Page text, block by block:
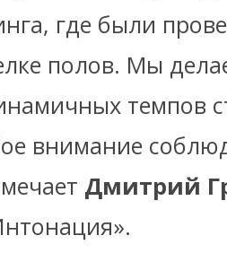
где были
полов. Мы
темпов
внимание
Дмитрий